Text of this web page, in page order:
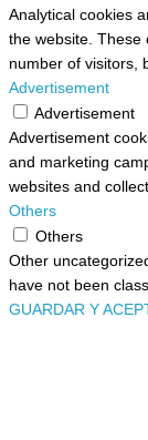
Analytical cookies
the website. These
number of visitors,
Advertisement
Advertisement
Advertisement
and marketing
websites and
Others
Others
Other
have not been
GUARDAR Y